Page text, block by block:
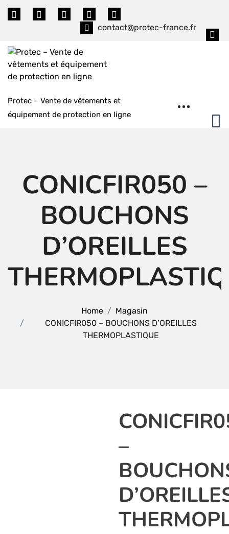
Skip
contact@protec-france.fr
Protec – Vente de vêtements et
équipement de protection en ligne
CONICFIR050 –
BOUCHONS
D’OREILLES
Home
Magasin
CONICFIR050 – BOUCHONS D’OREILLES
THERMOPLASTIQUE
–